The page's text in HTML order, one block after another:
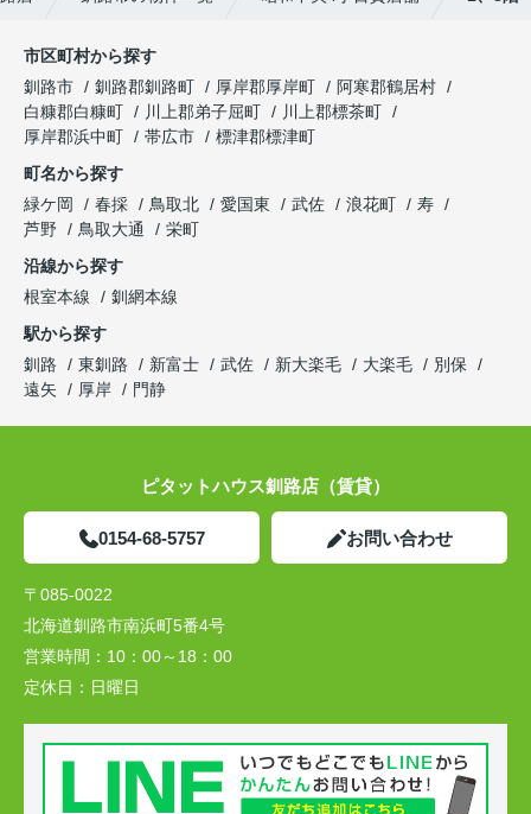
市区町村から探す
釧路市
釧路郡釧路町 厚岸郡厚岸町
阿寒郡鶴居村
白糠郡白糠町
川上郡弟子屈町
川上郡標茶町
厚岸郡浜中町
帯広市
標津郡標津町
町名から探す
緑ケ岡
春採 鳥取北 愛国東 武佐 浪花町
寿
芦野
鳥取大通
栄町
沿線から探す
根室本線
釧網本線
駅から探す
釧路
東釧路 新富士 武佐 新大楽毛 大楽毛
別保
遠矢
厚岸 門静
ピタットハウス釧路店（賃貸）
0154-68-5757 お問い合わせ
〒085-0022
北海道釧路市南浜町5番4号
営業時間： 10：00～18：00
定休日： 日曜日